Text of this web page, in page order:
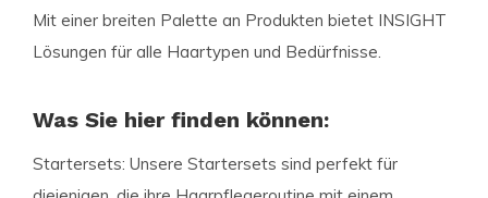
Mit einer breiten Palette an Produkten bietet INSIGHT
Lösungen für alle Haartypen und Bedürfnisse.
Was Sie hier finden können:
Startersets: Unsere Startersets sind perfekt für